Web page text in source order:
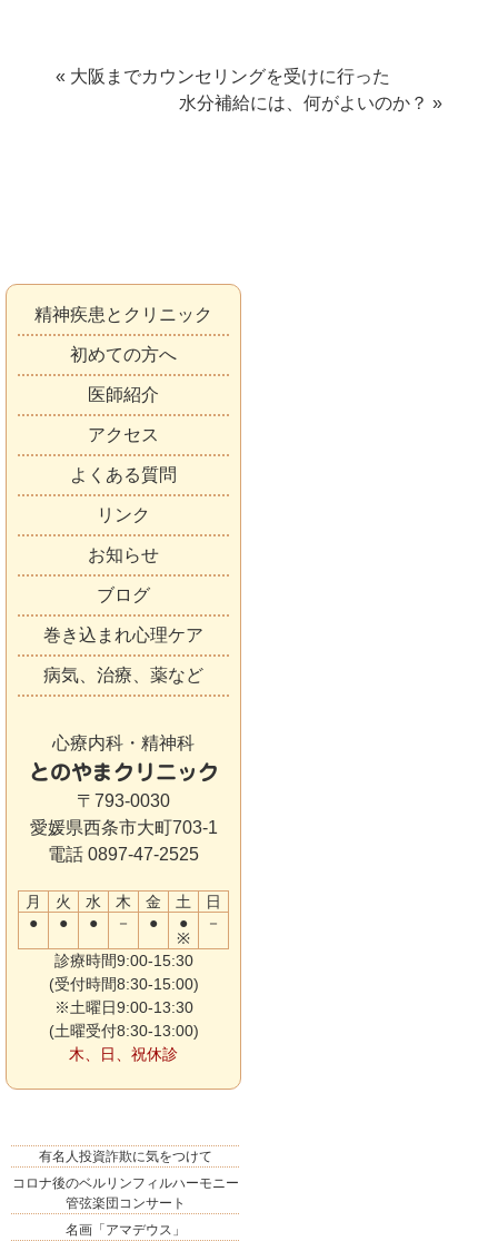
« 大阪までカウンセリングを受けに行った
水分補給には、何がよいのか？ »
精神疾患とクリニック
初めての方へ
医師紹介
アクセス
よくある質問
リンク
お知らせ
ブログ
巻き込まれ心理ケア
病気、治療、薬など
心療内科・精神科
とのやまクリニック
〒793-0030
愛媛県西条市大町703-1
電話 0897-47-2525
月 火 水 木 金 土
日
●
● ● － ●
●
※
－
診療時間9:00-15:30
(受付時間8:30-15:00)
※土曜日9:00-13:30
(土曜受付8:30-13:00)
木、日、祝休診
有名人投資詐欺に気をつけて
コロナ後のベルリンフィルハーモニー
管弦楽団コンサート
名画「アマデウス」